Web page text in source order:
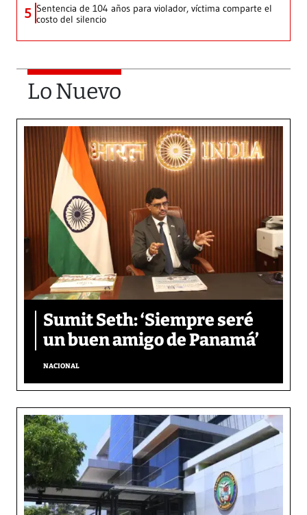
5 Sentencia de 104 años para violador, víctima comparte el
costo del silencio
Lo Nuevo
Sumit Seth: ‘Siempre seré
un buen amigo de Panamá’
NACIONAL